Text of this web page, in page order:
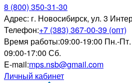
8 (800) 350-31-30
Адрес: г. Новосибирск, ул. 3
Телефон:+7 (383) 367-00-39 (опт)
Время работы:09:00-19:00 Пн.-Пт.
09:00-17:00 Сб.
E-mail:mps.nsb@gmail.com
Личный кабинет